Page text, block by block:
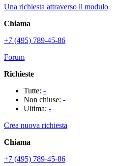
Una richiesta attraverso il modulo
Chiama
+7 (495) 789-45-86
Forum
Richieste
Tutte: -
Non chiuse: -
Ultima: -
Crea nuova richiesta
Chiama
+7 (495) 789-45-86